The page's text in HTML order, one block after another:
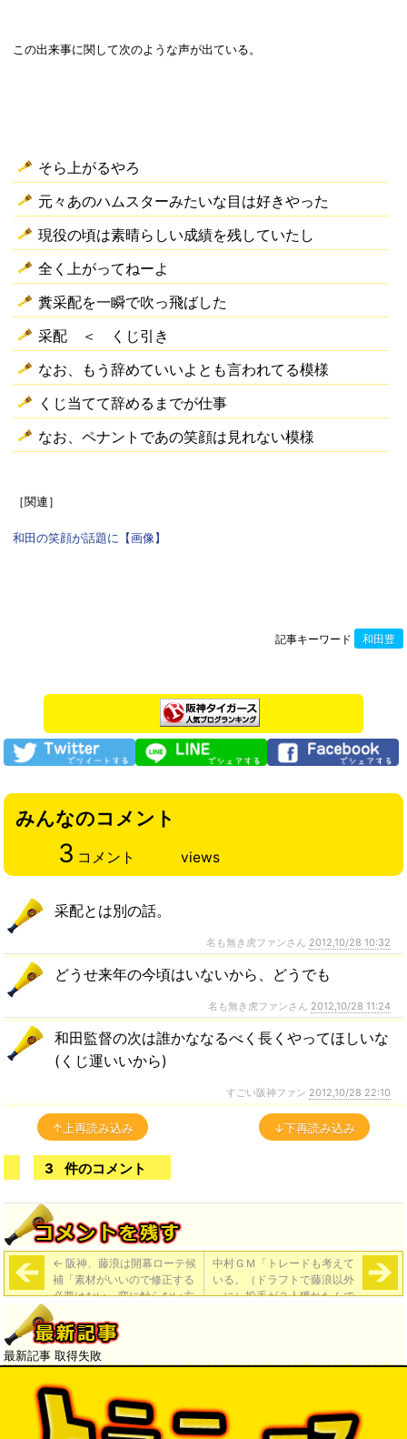
この出来事に関して次のような声が出ている。
そら上がるやろ
元々あのハムスターみたいな目は好きやった
現役の頃は素晴らしい成績を残していたし
全く上がってねーよ
糞采配を一瞬で吹っ飛ばした
采配 ＜ くじ引き
なお、もう辞めていいよとも言われてる模様
くじ当てて辞めるまでが仕事
なお、ペナントであの笑顔は見れない模様
［関連］
和田の笑顔が話題に【画像】
記事キーワード 和田豊
みんなのコメント
3 コメント views
采配とは別の話。
名も無き虎ファンさん 2012,10/28 10:32
どうせ来年の今頃はいないから、どうでも
名も無き虎ファンさん 2012,10/28 11:24
和田監督の次は誰かななるべく長くやってほしいな
(くじ運いいから)
すごい阪神ファン 2012,10/28 22:10
↑上再読み込み ↓下再読み込み
3 件のコメント
← 阪神、藤浪は開幕ローテ候
補「素材がいいので修正する
必要はない。変に触らない方
がいい」
中村ＧＭ「トレードも考えて
いる。（ドラフトで藤浪以外
に）投手が２人獲れたんで
最新記事 取得失敗